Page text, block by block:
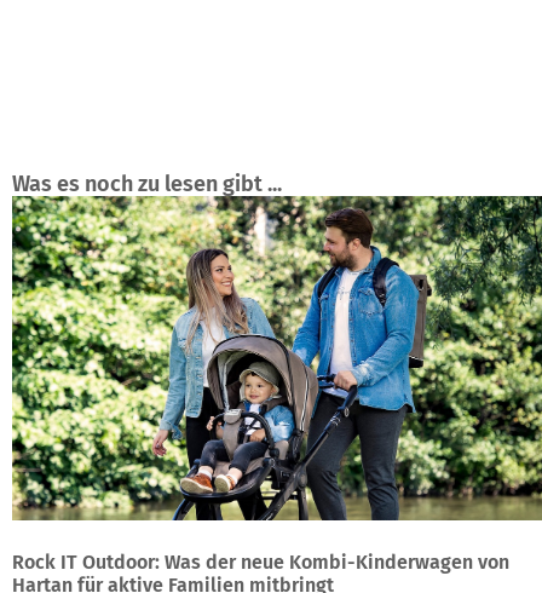
Was es noch zu lesen gibt ...
Rock IT Outdoor: Was der neue Kombi-Kinderwagen von
Hartan für aktive Familien mitbringt